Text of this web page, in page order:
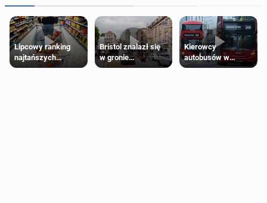
Lipcowy ranking
najtańszych
supermarketów
Bristol znalazł się
w gronie
najlepszych
Kierowcy
autobusów w
Londynie